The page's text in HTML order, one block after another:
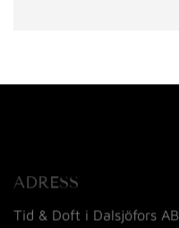
ADRESS
Tid & Doft i Dalsjöfors AB